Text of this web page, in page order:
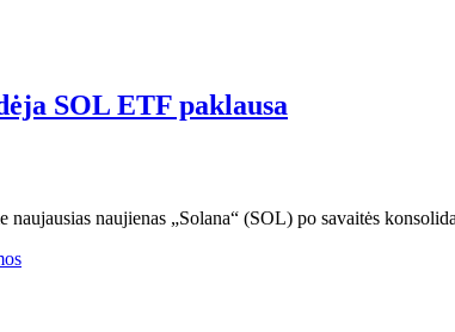
SOL ETF paklausa
naujausias naujienas „Solana“ (SOL) po savaitės